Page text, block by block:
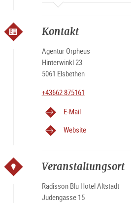
Kontakt
Agentur Orpheus
Hinterwinkl 23
5061 Elsbethen
+43662 875161
E-Mail
Website
Veranstaltungsort
Radisson Blu Hotel Altstadt
Judengasse 15